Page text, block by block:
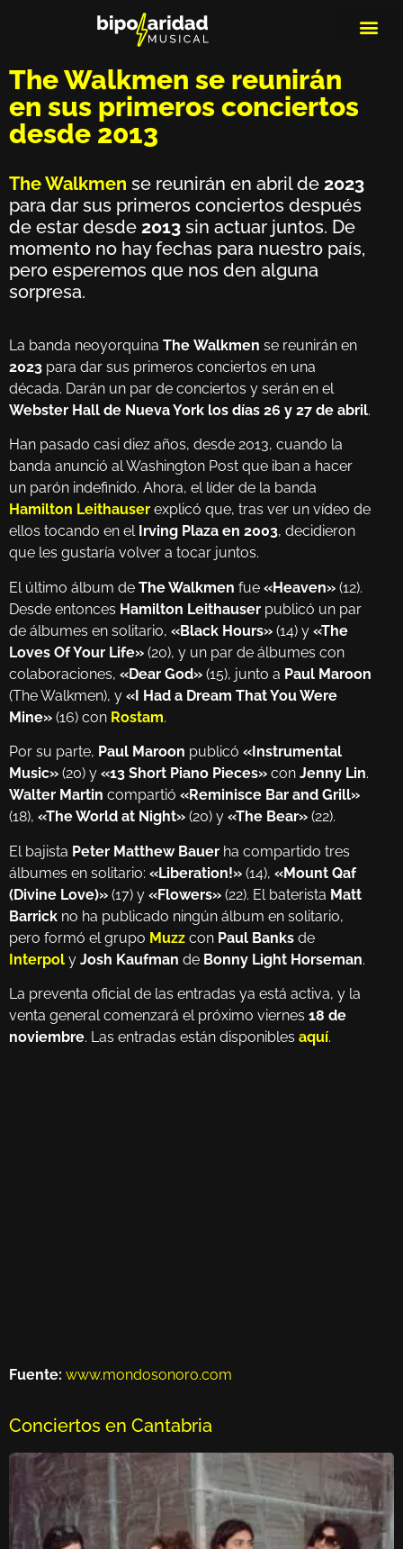
The Walkmen se reunirán
en sus primeros conciertos
desde 2013
The Walkmen se reunirán en abril de 2023
para dar sus primeros conciertos después
de estar desde 2013 sin actuar juntos. De
momento no hay fechas para nuestro país,
pero esperemos que nos den alguna
sorpresa.
La banda neoyorquina The Walkmen se reunirán en
2023 para dar sus primeros conciertos en una
década. Darán un par de conciertos y serán en el
Webster Hall de Nueva York los días 26 y 27 de abril.
Han pasado casi diez años, desde 2013, cuando la
banda anunció al Washington Post que iban a hacer
un parón indefinido. Ahora, el líder de la banda
Hamilton Leithauser explicó que, tras ver un vídeo de
ellos tocando en el Irving Plaza en 2003, decidieron
que les gustaría volver a tocar juntos.
El último álbum de The Walkmen fue «Heaven» (12).
Desde entonces Hamilton Leithauser publicó un par
de álbumes en solitario, «Black Hours» (14) y «The
Loves Of Your Life» (20), y un par de álbumes con
colaboraciones, «Dear God» (15), junto a Paul Maroon
(The Walkmen), y «I Had a Dream That You Were
Mine» (16) con Rostam.
Por su parte, Paul Maroon publicó «Instrumental
Music» (20) y «13 Short Piano Pieces» con Jenny Lin.
Walter Martin compartió «Reminisce Bar and Grill»
(18), «The World at Night» (20) y «The Bear» (22).
El bajista Peter Matthew Bauer ha compartido tres
álbumes en solitario: «Liberation!» (14), «Mount Qaf
(Divine Love)» (17) y «Flowers» (22). El baterista Matt
Barrick no ha publicado ningún álbum en solitario,
pero formó el grupo Muzz con Paul Banks de
Interpol y Josh Kaufman de Bonny Light Horseman.
La preventa oficial de las entradas ya está activa, y la
venta general comenzará el próximo viernes 18 de
noviembre. Las entradas están disponibles aquí.
Fuente: www.mondosonoro.com
Conciertos en Cantabria